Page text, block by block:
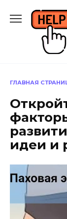
содержанию
ГЛАВНАЯ
идеи и